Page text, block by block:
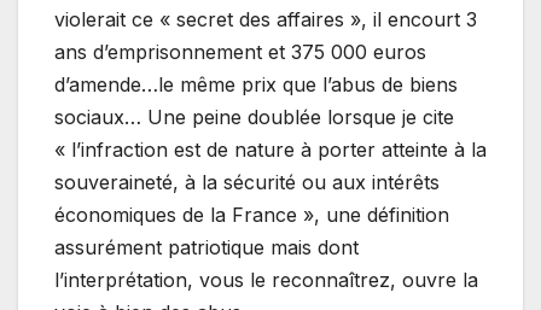
violerait ce « secret des affaires », il encourt 3
ans d’emprisonnement et 375 000 euros
d’amende…le même prix que l’abus de biens
sociaux… Une peine doublée lorsque je cite
« l’infraction est de nature à porter atteinte à la
souveraineté, à la sécurité ou aux intérêts
économiques de la France », une définition
assurément patriotique mais dont
l’interprétation, vous le reconnaîtrez, ouvre la